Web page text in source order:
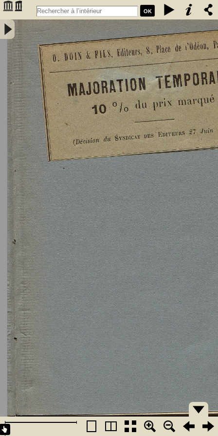
OK
L'Astronomie, observations, théorie et vulgarisation générale / par
Marcel Moye,... - Moye, Marcel (1873-1939). Auteur